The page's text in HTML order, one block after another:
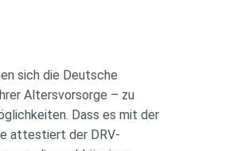
sich die Deutsche
Altersvorsorge – zu
Dass es mit der
attestiert der DRV-